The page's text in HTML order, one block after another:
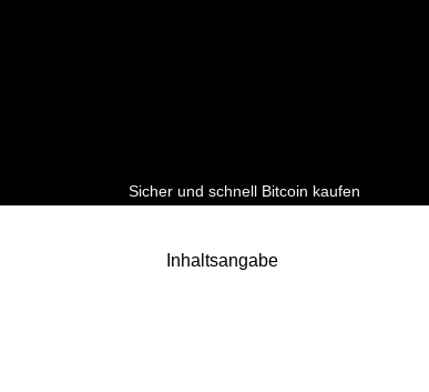
Sicher und schnell Bitcoin kaufen
Inhaltsangabe